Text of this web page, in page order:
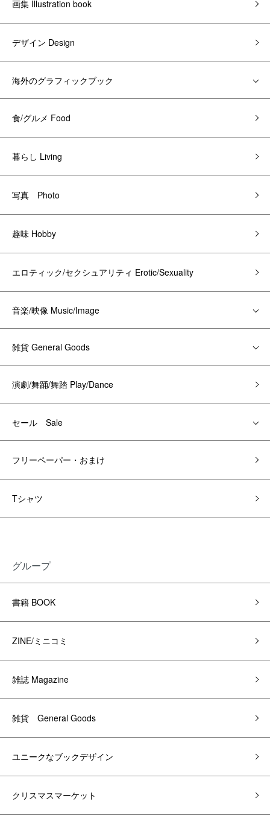
画集 Illustration book
デザイン Design
海外のグラフィックブック
食/グルメ Food
暮らし Living
写真 Photo
趣味 Hobby
エロティック/セクシュアリティ Erotic/Sexuality
音楽/映像 Music/Image
雑貨 General Goods
演劇/舞踊/舞踏 Play/Dance
セール Sale
フリーペーパー・おまけ
Tシャツ
グループ
書籍 BOOK
ZINE/ミニコミ
雑誌 Magazine
雑貨 General Goods
ユニークなブックデザイン
クリスマスマーケット